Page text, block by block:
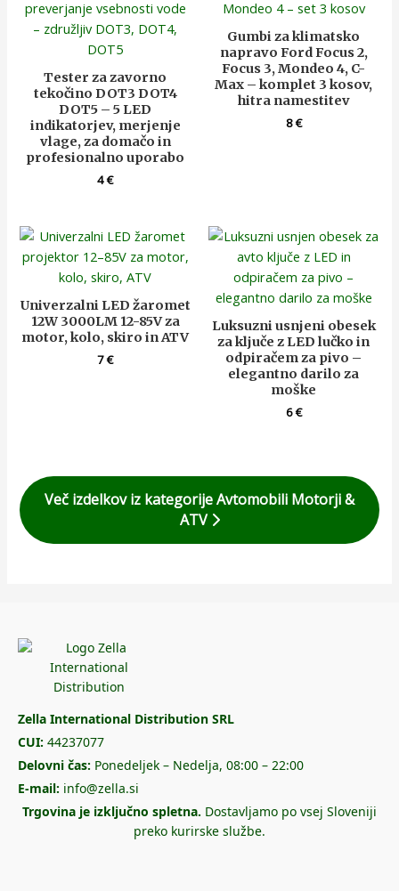
Tester za zavorno
tekočino DOT3 DOT4
DOT5 – 5 LED
indikatorjev, merjenje
vlage, za domačo in
profesionalno uporabo
4€
Gumbi za klimatsko
napravo Ford Focus 2,
Focus 3, Mondeo 4, C-
Max – komplet 3 kosov,
hitra namestitev
8€
Univerzalni LED žaromet
12W 3000LM 12-85V za
motor, kolo, skiro in ATV
7€
Luksuzni usnjeni obesek
za ključe z LED lučko in
odpiračem za pivo –
elegantno darilo za
moške
6€
Več izdelkov iz kategorije Avtomobili Motorji &
ATV
Zella International Distribution SRL
CUI: 44237077
Delovni čas: Ponedeljek – Nedelja, 08:00 – 22:00
E-mail: info@zella.si
Trgovina je izključno spletna. Dostavljamo po vsej Sloveniji
preko kurirske službe.